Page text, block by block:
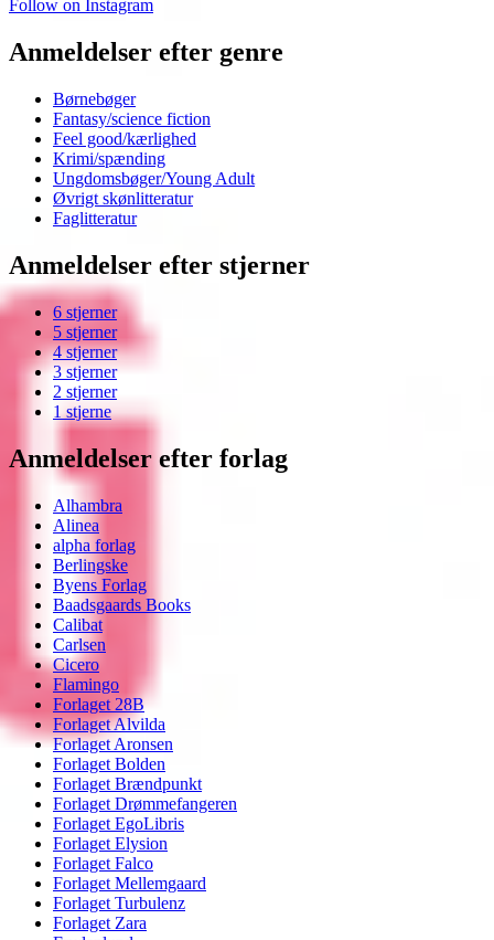
Follow on Instagram
Anmeldelser efter genre
Børnebøger
Fantasy/science fiction
Feel good/kærlighed
Krimi/spænding
Ungdomsbøger/Young Adult
Øvrigt skønlitteratur
Faglitteratur
Anmeldelser efter stjerner
6 stjerner
5 stjerner
4 stjerner
3 stjerner
2 stjerner
1 stjerne
Anmeldelser efter forlag
Alhambra
Alinea
alpha forlag
Berlingske
Byens Forlag
Baadsgaards Books
Calibat
Carlsen
Cicero
Flamingo
Forlaget 28B
Forlaget Alvilda
Forlaget Aronsen
Forlaget Bolden
Forlaget Brændpunkt
Forlaget Drømmefangeren
Forlaget EgoLibris
Forlaget Elysion
Forlaget Falco
Forlaget Mellemgaard
Forlaget Turbulenz
Forlaget Zara